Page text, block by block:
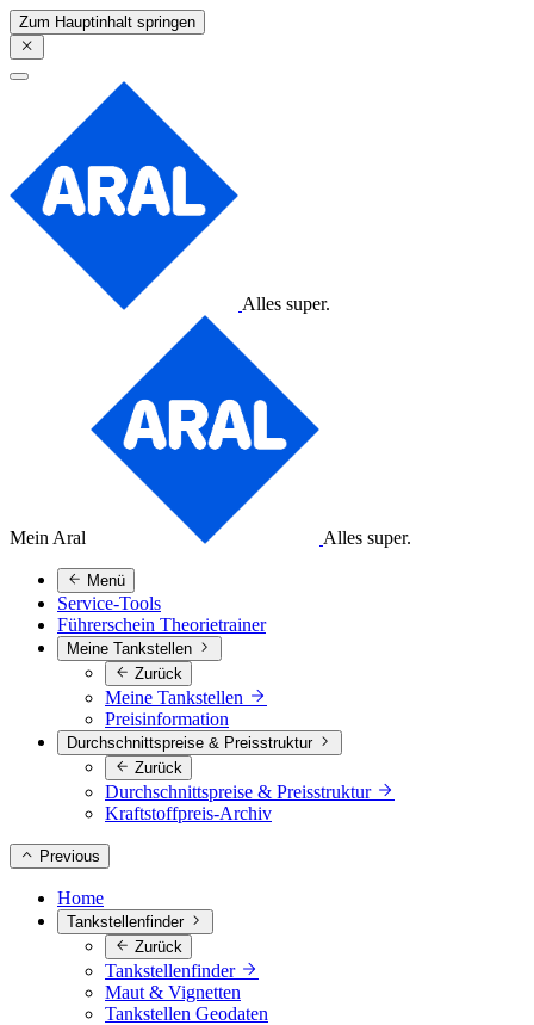
Zum Hauptinhalt springen
Alles super.
Mein Aral Alles super.
Menü
Service-Tools
Führerschein Theorietrainer
Meine Tankstellen
Zurück
Meine Tankstellen
Preisinformation
Durchschnittspreise & Preisstruktur
Zurück
Durchschnittspreise & Preisstruktur
Kraftstoffpreis-Archiv
Previous
Home
Tankstellenfinder
Zurück
Tankstellenfinder
Maut & Vignetten
Tankstellen Geodaten